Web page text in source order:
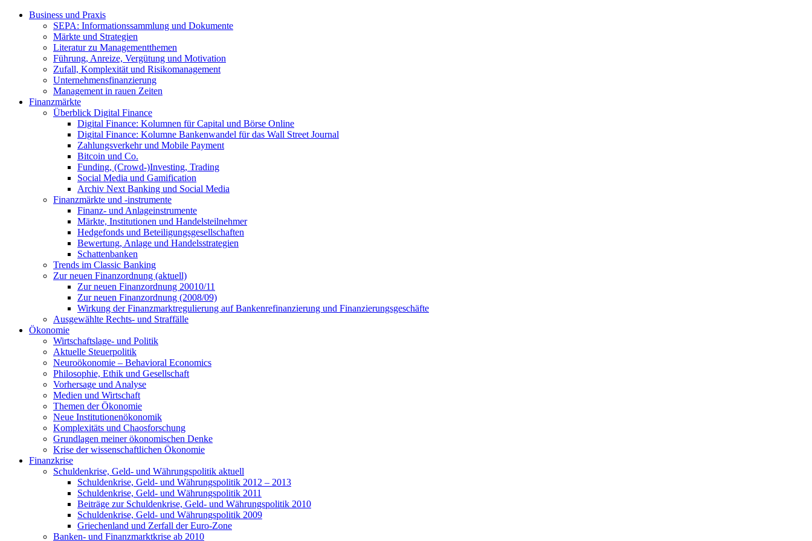
Business und Praxis
SEPA: Informationssammlung und Dokumente
Märkte und Strategien
Literatur zu Managementthemen
Führung, Anreize, Vergütung und Motivation
Zufall, Komplexität und Risikomanagement
Unternehmensfinanzierung
Management in rauen Zeiten
Finanzmärkte
Überblick Digital Finance
Digital Finance: Kolumnen für Capital und Börse Online
Digital Finance: Kolumne Bankenwandel für das Wall Street Journal
Zahlungsverkehr und Mobile Payment
Bitcoin und Co.
Funding, (Crowd-)Investing, Trading
Social Media und Gamification
Archiv Next Banking und Social Media
Finanzmärkte und -instrumente
Finanz- und Anlageinstrumente
Märkte, Institutionen und Handelsteilnehmer
Hedgefonds und Beteiligungsgesellschaften
Bewertung, Anlage und Handelsstrategien
Schattenbanken
Trends im Classic Banking
Zur neuen Finanzordnung (aktuell)
Zur neuen Finanzordnung 20010/11
Zur neuen Finanzordnung (2008/09)
Wirkung der Finanzmarktregulierung auf Bankenrefinanzierung und Finanzierungsgeschäfte
Ausgewählte Rechts- und Straffälle
Ökonomie
Wirtschaftslage- und Politik
Aktuelle Steuerpolitik
Neuroökonomie – Behavioral Economics
Philosophie, Ethik und Gesellschaft
Vorhersage und Analyse
Medien und Wirtschaft
Themen der Ökonomie
Neue Institutionenökonomik
Komplexitäts und Chaosforschung
Grundlagen meiner ökonomischen Denke
Krise der wissenschaftlichen Ökonomie
Finanzkrise
Schuldenkrise, Geld- und Währungspolitik aktuell
Schuldenkrise, Geld- und Währungspolitik 2012 – 2013
Schuldenkrise, Geld- und Währungspolitik 2011
Beiträge zur Schuldenkrise, Geld- und Währungspolitik 2010
Schuldenkrise, Geld- und Währungspolitik 2009
Griechenland und Zerfall der Euro-Zone
Banken- und Finanzmarktkrise ab 2010